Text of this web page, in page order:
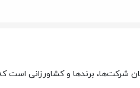
شرکت‌ها، برندها و کشاورزانی است